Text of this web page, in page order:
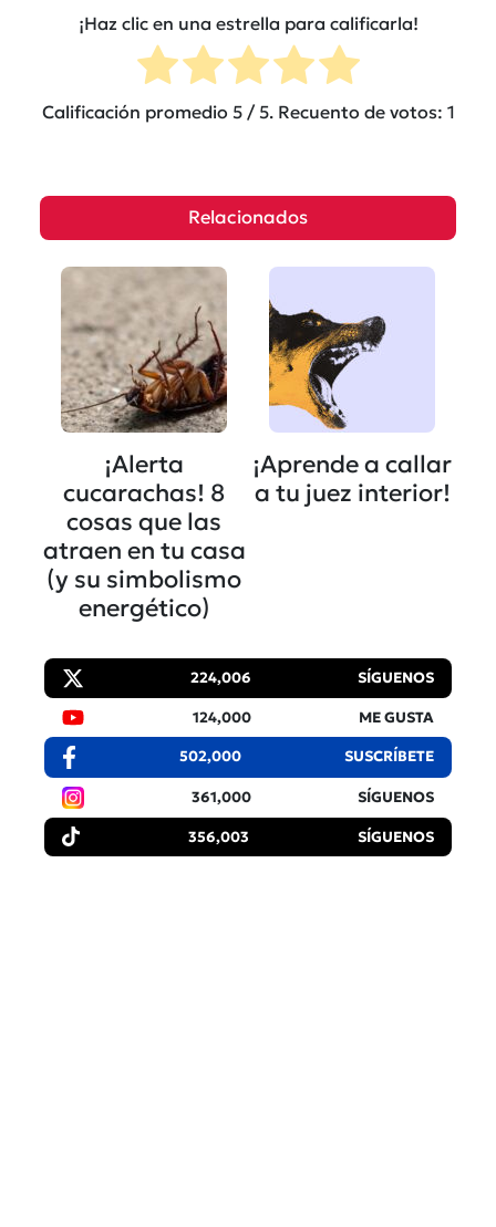
¡Haz clic en una estrella para calificarla!
Calificación promedio 5/ 5. Recuento de votos: 1
Relacionados
¡Alerta
cucarachas! 8
cosas que las
atraen en tu casa
(y su simbolismo
energético)
¡Aprende a callar
a tu juez interior!
224,006 SÍGUENOS
124,000 ME GUSTA
502,000 SUSCRÍBETE
361,000 SÍGUENOS
356,003 SÍGUENOS